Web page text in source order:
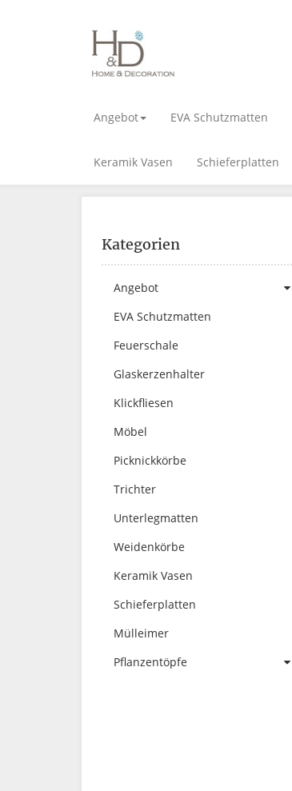
Angebot EVA Schutzmatten
Keramik Vasen Schieferplatten
Kategorien
Angebot
EVA Schutzmatten
Feuerschale
Glaskerzenhalter
Klickfliesen
Möbel
Picknickkörbe
Trichter
Unterlegmatten
Weidenkörbe
Keramik Vasen
Schieferplatten
Mülleimer
Pflanzentöpfe